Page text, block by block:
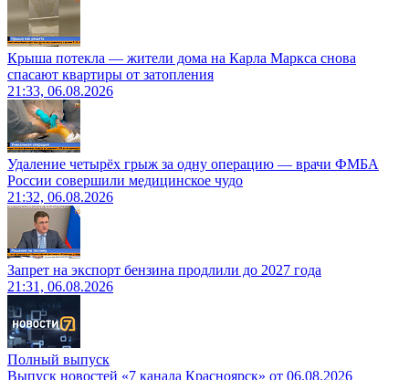
Крыша потекла — жители дома на Карла Маркса снова
спасают квартиры от затопления
21:33, 06.08.2026
Удаление четырёх грыж за одну операцию — врачи ФМБА
России совершили медицинское чудо
21:32, 06.08.2026
Запрет на экспорт бензина продлили до 2027 года
21:31, 06.08.2026
Полный выпуск
Выпуск новостей «7 канала Красноярск» от 06.08.2026